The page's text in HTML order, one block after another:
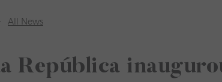
All News
República